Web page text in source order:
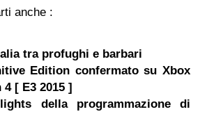
anche :
tra profughi e barbari
Edition confermato su Xbox
[ E3 2015 ]
della programmazione di